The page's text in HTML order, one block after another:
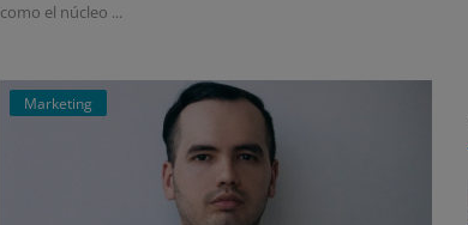
como el núcleo ...
Marketing